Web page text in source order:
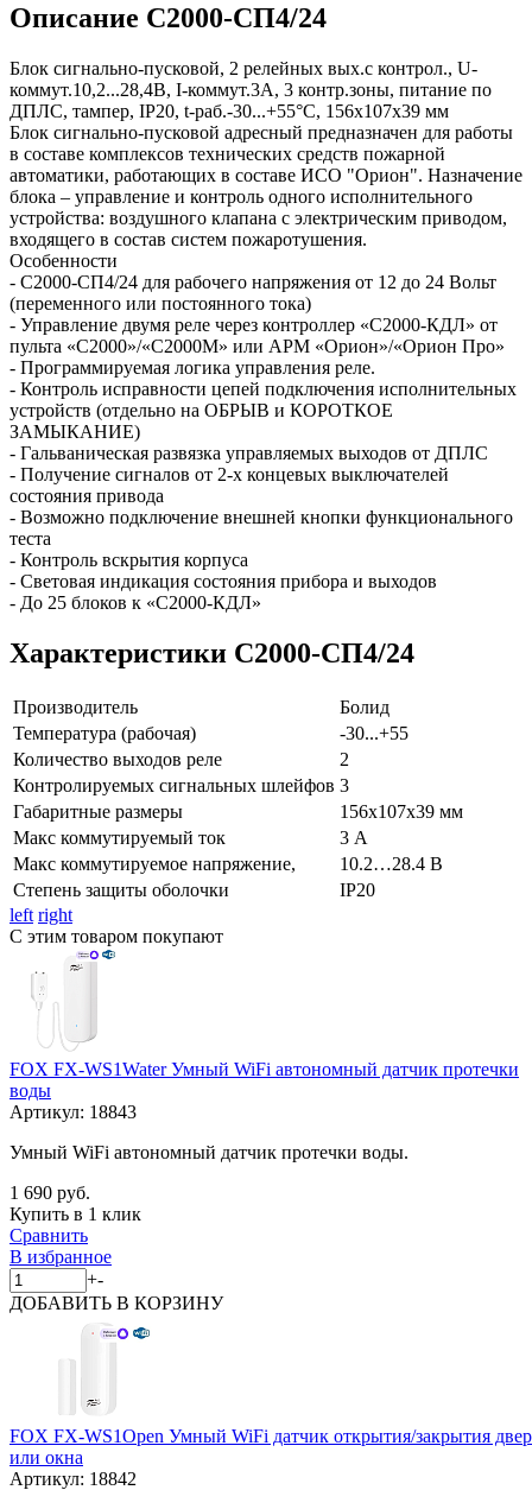
Описание С2000-СП4/24
Блок сигнально-пусковой, 2 релейных вых.с контрол., U-
коммут.10,2...28,4В, I-коммут.3А, 3 контр.зоны, питание по
ДПЛС, тампер, IP20, t-раб.-30...+55°C, 156х107х39 мм
Блок сигнально-пусковой адресный предназначен для работы
в составе комплексов технических средств пожарной
автоматики, работающих в составе ИСО "Орион". Назначение
блока – управление и контроль одного исполнительного
устройства: воздушного клапана с электрическим приводом,
входящего в состав систем пожаротушения.
Особенности
- С2000-СП4/24 для рабочего напряжения от 12 до 24 Вольт
(переменного или постоянного тока)
- Управление двумя реле через контроллер «С2000-КДЛ» от
пульта «С2000»/«С2000М» или АРМ «Орион»/«Орион Про»
- Программируемая логика управления реле.
- Контроль исправности цепей подключения исполнительных
устройств (отдельно на ОБРЫВ и КОРОТКОЕ
ЗАМЫКАНИЕ)
- Гальваническая развязка управляемых выходов от ДПЛС
- Получение сигналов от 2-х концевых выключателей
состояния привода
- Возможно подключение внешней кнопки функционального
теста
- Контроль вскрытия корпуса
- Световая индикация состояния прибора и выходов
- До 25 блоков к «С2000-КДЛ»
Характеристики С2000-СП4/24
Производитель
Болид
Температура (рабочая)
-30...+55
Количество выходов реле
2
Контролируемых сигнальных шлейфов 3
Габаритные размеры
156х107х39 мм
Макс коммутируемый ток
3 А
Макс коммутируемое напряжение,
10.2…28.4 В
Степень защиты оболочки
IP20
left right
С этим товаром покупают
FOX FX-WS1Water Умный WiFi автономный датчик протечки
воды
Артикул: 18843
Умный WiFi автономный датчик протечки воды.
1 690 руб.
Купить в 1 клик
Сравнить
В избранное
+-
ДОБАВИТЬ В КОРЗИНУ
FOX FX-WS1Open Умный WiFi датчик открытия/закрытия
или окна
Артикул: 18842